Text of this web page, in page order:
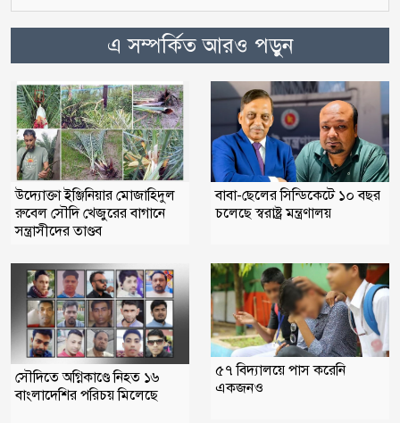
এ সম্পর্কিত আরও পড়ুন
উদ্যোক্তা ইঞ্জিনিয়ার মোজাহিদুল
রুবেল সৌদি খেজুরের বাগানে
সন্ত্রাসীদের তাণ্ডব
বাবা-ছেলের সিন্ডিকেটে ১০ বছর
চলেছে স্বরাষ্ট্র মন্ত্রণালয়
সৌদিতে অগ্নিকাণ্ডে নিহত ১৬
বাংলাদেশির পরিচয় মিলেছে
৫৭ বিদ্যালয়ে পাস করেনি
একজনও